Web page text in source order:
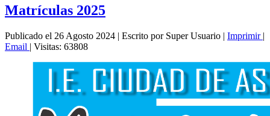
Matrículas 2025
Publicado el 26 Agosto 2024 | Escrito por Super Usuario | Imprimir |
Email | Visitas: 63808